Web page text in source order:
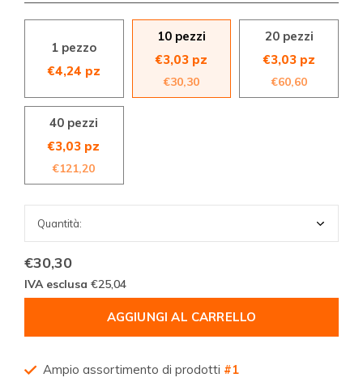
1 pezzo
€4,24 pz
10 pezzi
€3,03 pz
€30,30
20 pezzi
€3,03 pz
€60,60
40 pezzi
€3,03 pz
€121,20
€30,30
IVA esclusa €25,04
AGGIUNGI AL CARRELLO
Ampio assortimento di prodotti #1